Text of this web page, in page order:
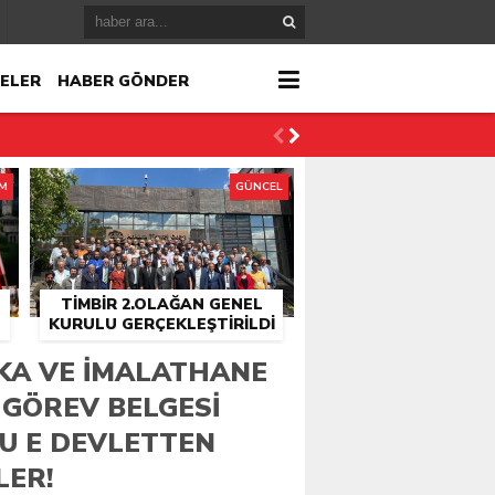
HABER GÖNDER
TİMBİR 2.OLAĞAN GENEL
KURULU GERÇEKLEŞTIRILDI
GÜNCEL
VE IMALATHANE
BELGESI
E DEVLETTEN